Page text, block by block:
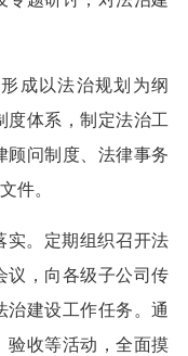
成以法治规划为纲
度体系，制定法治工
顾问制度、法律事务
件。
实。定期组织召开法
议，向各级子公司传
治建设工作任务。通
验收等活动，全面摸